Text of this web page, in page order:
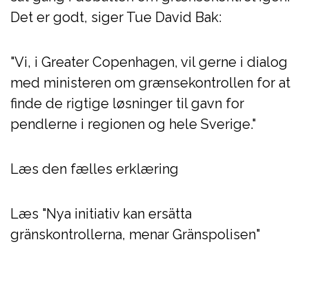
Det er godt, siger Tue David Bak:
"Vi, i Greater Copenhagen, vil gerne i dialog
med ministeren om grænsekontrollen for at
finde de rigtige løsninger til gavn for
pendlerne i regionen og hele Sverige."
Læs den fælles erklæring
Læs "Nya initiativ kan ersätta
gränskontrollerna, menar Gränspolisen"